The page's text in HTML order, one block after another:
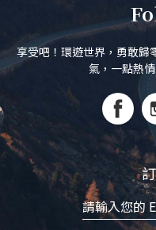
享受吧！環遊世界，勇敢歸
氣，一點熱